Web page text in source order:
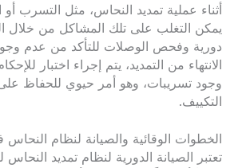
أثناء عملية تمديد النحاس، مثل التسرب أو
يمكن التغلب على تلك المشاكل من خلال
دورية وفحص الوصلات للتأكد من عدم
الانتهاء من التمديد، يتم إجراء اختبار
وجود تسريبات، وهو أمر حيوي للحفاظ
التكييف.
الخطوات الوقائية والصيانة لنظام النحاس
تعتبر الصيانة الدورية لنظام تمديد النحاس